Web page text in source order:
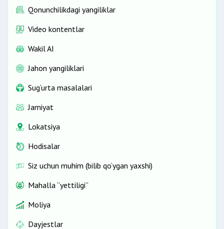
Qonunchilikdagi yangiliklar
Video kontentlar
Wakil AI
Jahon yangiliklari
Sug‘urta masalalari
Jamiyat
Lokatsiya
Hodisalar
Siz uchun muhim (bilib qo‘ygan yaxshi)
Mahalla “yettiligi”
Moliya
Dayjestlar